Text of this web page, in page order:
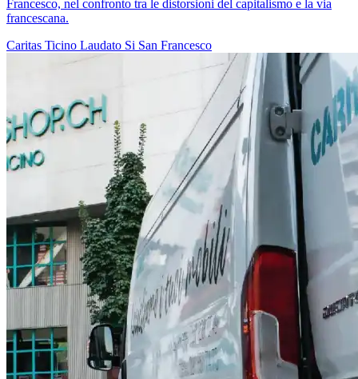
Francesco, nel confronto tra le distorsioni del capitalismo e la via
francescana.
Caritas Ticino Laudato Si San Francesco